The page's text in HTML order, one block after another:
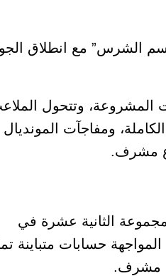
مرحلة “الحسم الشرس” مع انطلاق
المشروعة، وتتحول
ومفاجآت المونديال
مشرف.
الثانية عشرة في
هذه المواجهة حسابات متباينة
مشرف.